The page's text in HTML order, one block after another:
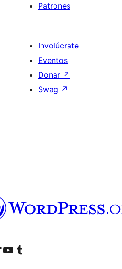
Patrones
Involúcrate
Eventos
Donar ↗
Swag ↗
Instagram
de LinkedIn
cuenta de TikTok
Visita nuestro canal de YouTube
Visita nuestra cuenta de Tumblr